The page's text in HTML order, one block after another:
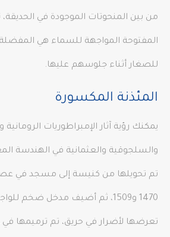
من بين المنحوتات الموجودة في الحديقة،
المفتوحة المواجهة للسماء هي
للصغار أثناء جلوسهم عليها.
المئذنة المكسورة
يمكنك رؤية آثار الإمبراطوريات الرومانية
والسلجوقية والعثمانية في الهندسة
تم تحويلها من كنيسة إلى مسجد في
1470 و1509، ثم أضيف مدخل ضخم
تعرضها لأضرار في حريق، تم ترميمها في عام